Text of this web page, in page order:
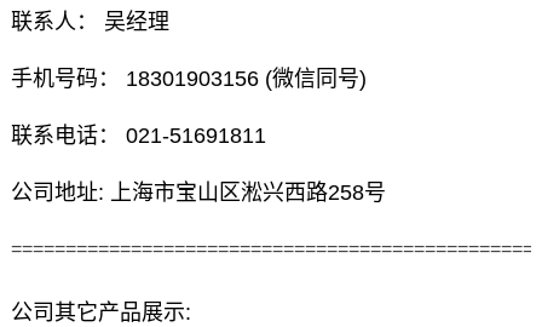
联系人： 吴经理
手机号码： 18301903156 (微信同号)
联系电话： 021-51691811
公司地址: 上海市宝山区淞兴西路258号
公司其它产品展示: